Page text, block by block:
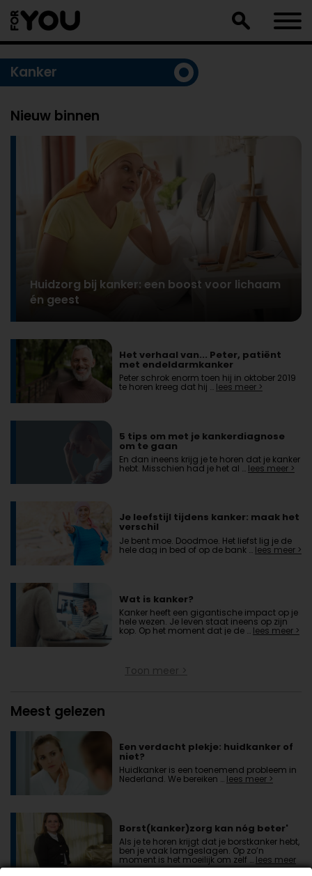
naar
artikel
Kanker
Nieuw binnen
Huidzorg bij kanker: een boost voor lichaam
én geest
Het verhaal van... Peter, patiënt
met endeldarmkanker
Peter schrok enorm toen hij in oktober 2019
te horen kreeg dat hij … lees meer >
5 tips om met je kankerdiagnose
om te gaan
En dan ineens krijg je te horen dat je kanker
hebt. Misschien had je het al … lees meer >
Je leefstijl tijdens kanker: maak het
verschil
Je bent moe. Doodmoe. Het liefst lig je de
hele dag in bed of op de bank … lees meer >
Wat is kanker?
Kanker heeft een gigantische impact op je
hele wezen. Je leven staat ineens op zijn
kop. Op het moment dat je de … lees meer >
Toon meer >
Meest gelezen
Een verdacht plekje: huidkanker of
niet?
Huidkanker is een toenemend probleem in
Nederland. We bereiken … lees meer >
Borst(kanker)zorg kan nóg beter'
Als je te horen krijgt dat je borstkanker hebt,
ben je vaak lamgeslagen. Op zo’n
moment is het moeilijk om zelf … lees meer
>